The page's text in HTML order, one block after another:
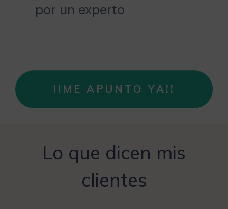
por un experto
!!ME APUNTO YA!!
Lo que dicen mis
clientes